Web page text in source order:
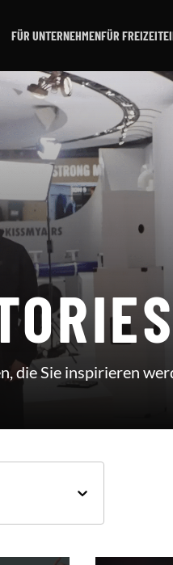
FÜR UNTERNEHMENFÜR
die Sie inspirieren